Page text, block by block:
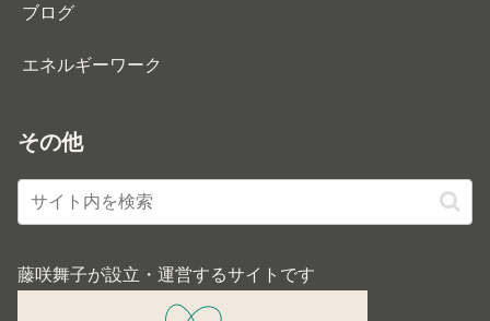
ブログ
エネルギーワーク
その他
藤咲舞子が設立・運営するサイトです